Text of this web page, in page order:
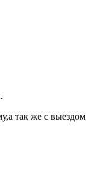
так же с выездом